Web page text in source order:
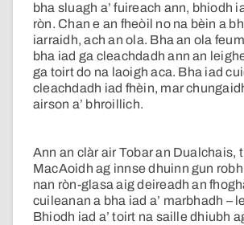
bha sluagh a’ fuireach ann, bhiodh
ròn. Chan e an fheòil no na bèin a
iarraidh, ach an ola. Bha an ola
bha iad ga cleachdadh ann an
ga toirt do na laoigh aca. Bha iad
cleachdadh iad fhèin, mar
airson a’ bhroillich.
Ann an clàr air Tobar an Dualchais,
MacAoidh ag innse dhuinn gun robh
nan ròn-glasa aig deireadh an
cuileanan a bha iad a’ marbhadh –
Bhiodh iad a’ toirt na saille dhiubh